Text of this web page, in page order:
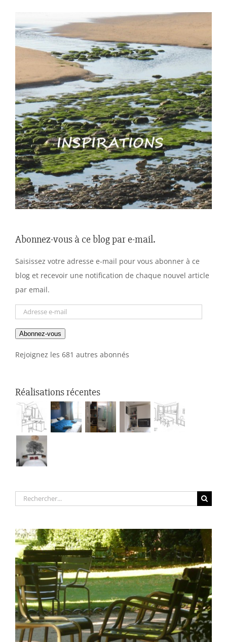
Abonnez-vous à ce blog par e-mail.
Saisissez votre adresse e-mail pour vous abonner à ce
blog et recevoir une notification de chaque nouvel article
par email.
Adresse
mail
Abonnez-vous
Rejoignez les 681 autres abonnés
Réalisations récentes
Rechercher: